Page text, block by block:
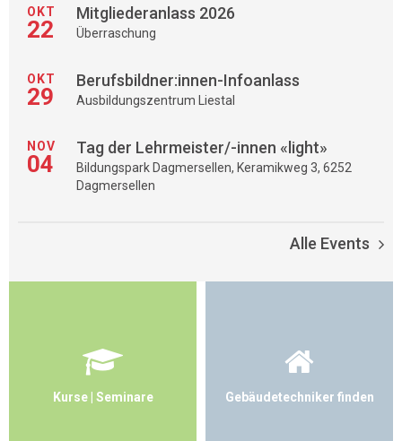
OKT
22
Mitgliederanlass 2026
Überraschung
OKT
29
Berufsbildner:innen-Infoanlass
Ausbildungszentrum Liestal
NOV
04
Tag der Lehrmeister/-innen «light»
Bildungspark Dagmersellen, Keramikweg 3, 6252
Dagmersellen
Alle Events
Kurse | Seminare Gebäudetechniker finden